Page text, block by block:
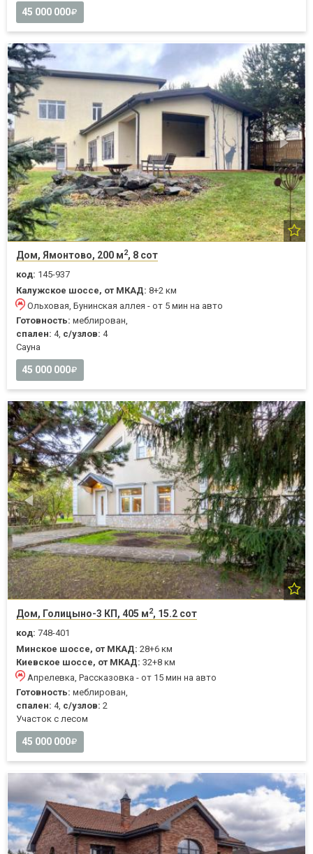
45 000 000
Дом, Ямонтово, 200 м2, 8 сот
код: 145-937
Калужское шоссе, от МКАД: 8+2 км
Ольховая, Бунинская аллея - от 5 мин на авто
Готовность: меблирован,
спален: 4, с/узлов: 4
Cауна
45 000 000
Дом, Голицыно-3 КП, 405 м2, 15.2 сот
код: 748-401
Минское шоссе, от МКАД: 28+6 км
Киевское шоссе, от МКАД: 32+8 км
Апрелевка, Рассказовка - от 15 мин на авто
Готовность: меблирован,
спален: 4, с/узлов: 2
Участок с лесом
45 000 000